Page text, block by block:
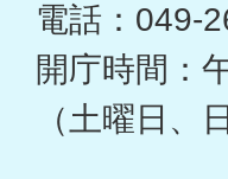
電話：049-
開庁時間：
（土曜日、